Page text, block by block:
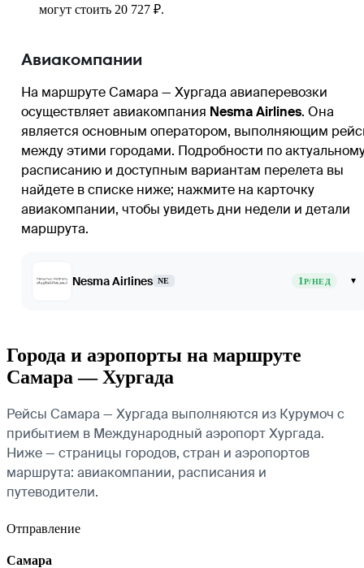
могут стоить 20 727 ₽.
Авиакомпании
На маршруте Самара — Хургада авиаперевозки
осуществляет авиакомпания Nesma Airlines. Она
является основным оператором, выполняющим
между этими городами. Подробности по
расписанию и доступным вариантам перелета вы
найдете в списке ниже; нажмите на карточку
авиакомпании, чтобы увидеть дни недели и детали
маршрута.
Nesma Airlines NE 1Р/НЕД ▾
Города и аэропорты на маршруте
Самара — Хургада
Рейсы Самара — Хургада выполняются из Курумоч с
прибытием в Международный аэропорт Хургада.
Ниже — страницы городов, стран и аэропортов
маршрута: авиакомпании, расписания и
путеводители.
Отправление
Самара